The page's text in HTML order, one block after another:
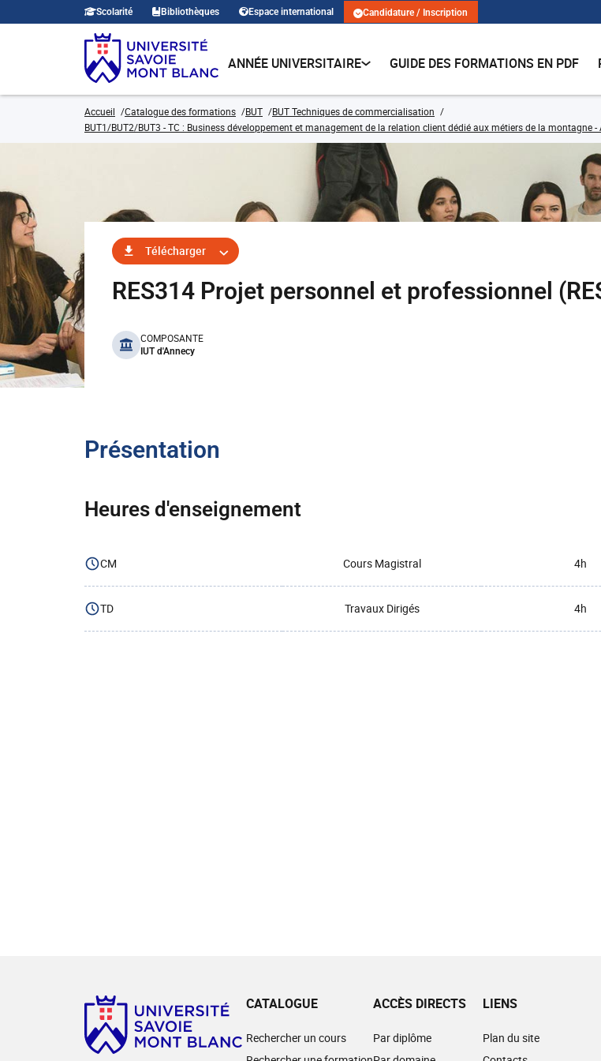
Scolarité Bibliothèques Espace international Candidature / Inscription
ANNÉE UNIVERSITAIRE GUIDE DES FORMATIONS EN PDF
Accueil Catalogue des formations BUT
BUT Techniques de commercialisation
BUT1/BUT2/BUT3 - TC : Business développement et management de la relation client dédié aux métiers de la montagne -
Télécharger
RES314 Projet personnel et professionnel
benefits
COMPOSANTE
IUT d'Annecy
Présentation
Heures d'enseignement
CM Cours Magistral 4h
TD Travaux Dirigés 4h
CATALOGUE
Rechercher un cours
ACCÈS DIRECTS
Par diplôme
LIENS
Plan du site